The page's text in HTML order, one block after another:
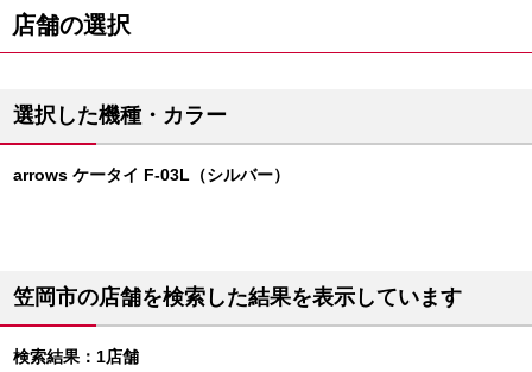
店舗の選択
選択した機種・カラー
arrows ケータイ F-03L（シルバー）
笠岡市の店舗を検索した結果を表示しています
検索結果：1店舗